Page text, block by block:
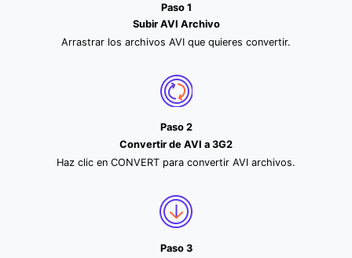
Paso 1
Subir AVI Archivo
Arrastrar los archivos AVI que quieres convertir.
Paso 2
Convertir de AVI a 3G2
Haz clic en CONVERT para convertir AVI archivos.
Paso 3